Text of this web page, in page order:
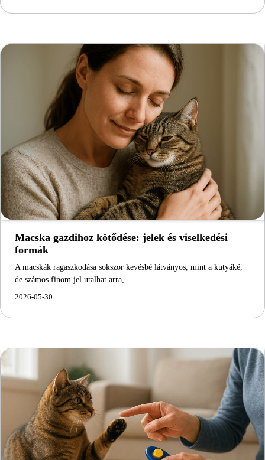
Macska gazdihoz kötődése: jelek és viselkedési
formák
A macskák ragaszkodása sokszor kevésbé látványos, mint a kutyáké,
de számos finom jel utalhat arra,…
2026-05-30